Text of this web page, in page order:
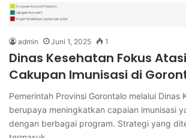
admin Juni 1, 2025 1
Dinas Kesehatan Fokus
Cakupan Imunisasi di
Pemerintah Provinsi Gorontalo melalui Dinas
berupaya meningkatkan capaian imunisasi
dengan berbagai program. Strategi yang